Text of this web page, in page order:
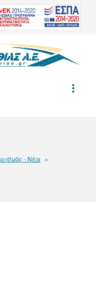
- Νέα »